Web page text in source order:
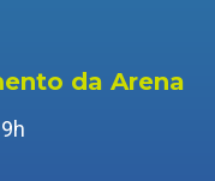
da Arena